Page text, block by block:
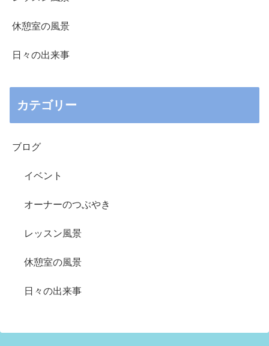
休憩室の風景
日々の出来事
カテゴリー
ブログ
イベント
オーナーのつぶやき
レッスン風景
休憩室の風景
日々の出来事